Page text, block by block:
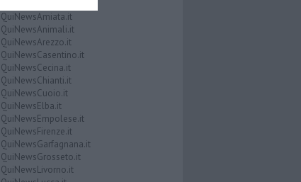
QuiNewsAmiata.it
QuiNewsAnimali.it
QuiNewsArezzo.it
QuiNewsCasentino.it
QuiNewsCecina.it
QuiNewsChianti.it
QuiNewsCuoio.it
QuiNewsElba.it
QuiNewsEmpolese.it
QuiNewsFirenze.it
QuiNewsGarfagnana.it
QuiNewsGrosseto.it
QuiNewsLivorno.it